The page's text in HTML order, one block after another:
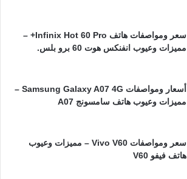
سعر ومواصفات هاتف Infinix Hot 60 Pro+ –
مميزات وعيوب انفنكس هوت 60 برو بلس.
أسعار ومواصفات Samsung Galaxy A07 4G –
مميزات وعيوب هاتف سامسونج A07
سعر ومواصفات Vivo V60 – مميزات وعيوب
هاتف فيفو V60